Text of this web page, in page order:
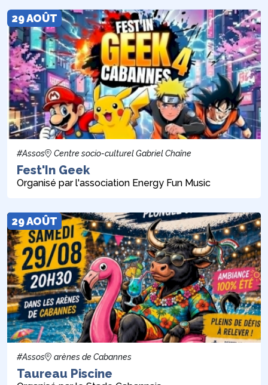
29 AOÛT
#Assos Centre socio-culturel Gabriel Chaîne
Fest'In Geek
Organisé par l'association Energy Fun Music
29 AOÛT
#Assos arènes de Cabannes
Taureau Piscine